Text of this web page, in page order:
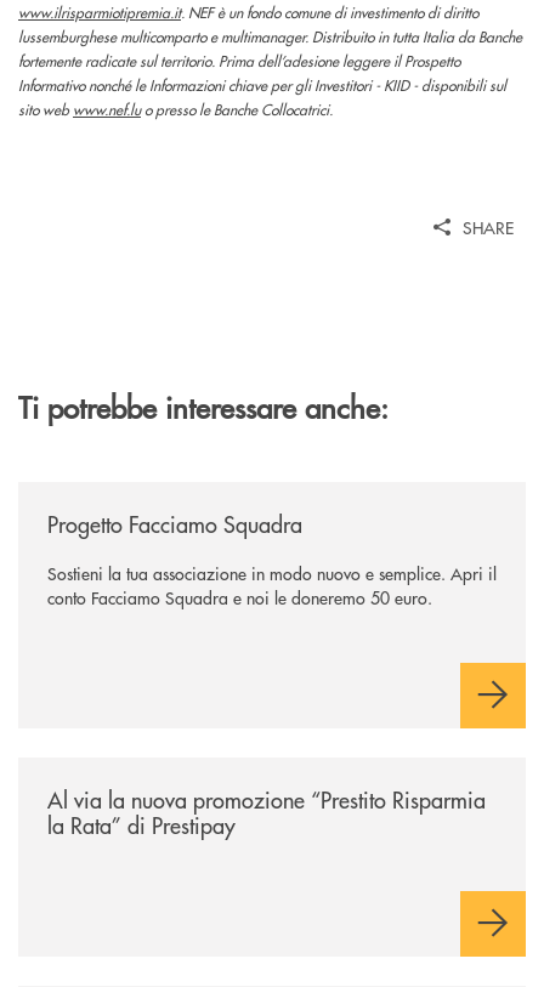
www.ilrisparmiotipremia.it. NEF è un fondo comune di investimento di diritto
lussemburghese multicomparto e multimanager. Distribuito in tutta Italia da Banche
fortemente radicate sul territorio. Prima dell’adesione leggere il Prospetto
Informativo nonché le Informazioni chiave per gli Investitori - KIID - disponibili sul
sito webwww.nef.luo presso le Banche Collocatrici.
SHARE
Ti potrebbe interessare anche:
Progetto Facciamo Squadra
Sostieni la tua associazione in modo nuovo e semplice. Apri il
conto Facciamo Squadra e noi le doneremo 50 euro.
Al via la nuova promozione “Prestito Risparmia
la Rata” di Prestipay